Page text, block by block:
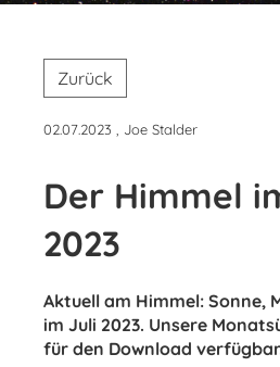
Zurück
02.07.2023 , Joe Stalder
Der Himmel
2023
Aktuell am Himmel: Sonne,
im Juli 2023. Unsere
für den Download